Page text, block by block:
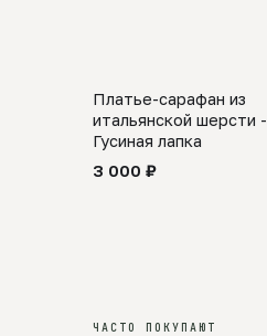
SALE
Платье-сарафан из
итальянской шерсти -
Гусиная лапка
3 000 ₽
ЧАСТО ПОКУПАЮТ